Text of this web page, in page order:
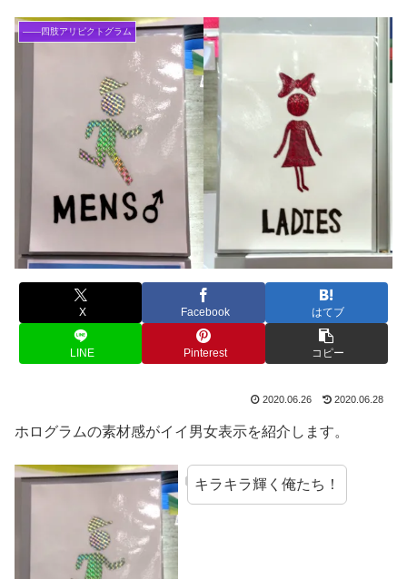
――四肢アリピクトグラム
X Facebook はてブ
LINE Pinterest コピー
2020.06.26 2020.06.28
ホログラムの素材感がイイ男女表示を紹介します。
キラキラ輝く俺たち！